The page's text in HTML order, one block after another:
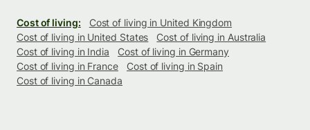
Cost of living:
Cost of living in United Kingdom
Cost of living in United States
Cost of living in Australia
Cost of living in India
Cost of living in Germany
Cost of living in France
Cost of living in Spain
Cost of living in Canada